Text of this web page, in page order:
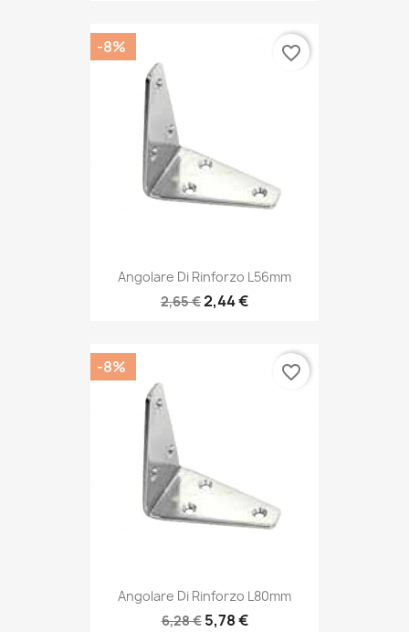
Angolare Di Rinforzo L56mm
2,65 €2,44 €
-8% favorite_border
Angolare Di Rinforzo L80mm
6,28 € 5,78 €
-8% favorite_border